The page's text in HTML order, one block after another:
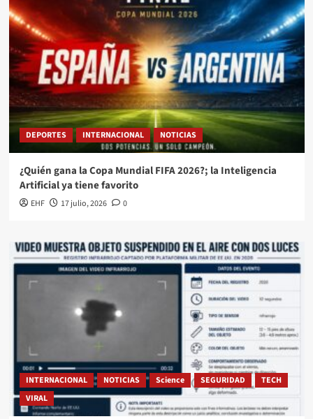
DEPORTES INTERNACIONAL NOTICIAS
¿Quién gana la Copa Mundial FIFA 2026?; la Inteligencia
Artificial ya tiene favorito
EHF 17 julio, 2026 0
INTERNACIONAL NOTICIAS Science SEGURIDAD
TECH
VIRAL